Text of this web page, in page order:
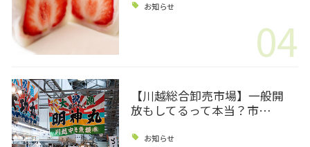
お知らせ
04
【川越総合卸売市場】一般開
放もしてるって本当？市…
お知らせ